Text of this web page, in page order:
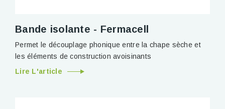
Bande isolante - Fermacell
Permet le découplage phonique entre la chape sèche et
les éléments de construction avoisinants
Lire L'article